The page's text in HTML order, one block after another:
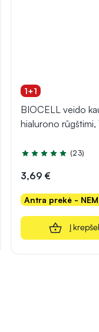
1+1
BIOCELL veido
hialurono rūgštimi,
Įvertinimas 5.0 iš 5
(23)
3,69 €
Antra prekė -
Į